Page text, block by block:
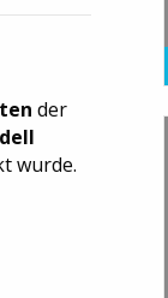
der
wurde.